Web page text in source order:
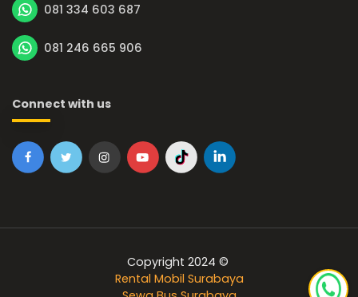
081 334 603 687
081 246 665 906
Connect with us
Copyright 2024 ©
Rental Mobil Surabaya